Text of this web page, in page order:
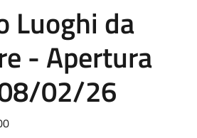
Luoghi da
- Apertura
02/26